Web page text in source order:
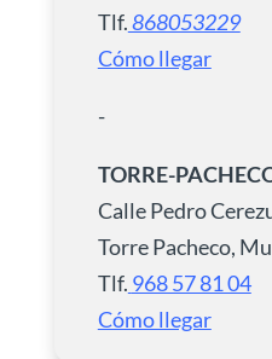
Tlf.868053229
Cómo llegar
-
TORRE-
Calle Pedro
Torre Pacheco,
Tlf. 968 57 81 04
Cómo llegar